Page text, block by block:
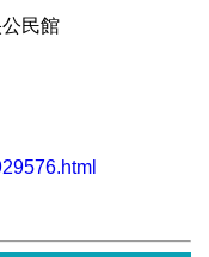
公民館